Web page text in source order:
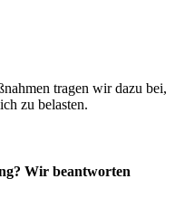
tragen wir dazu bei,
zu belasten.
Wir beantworten